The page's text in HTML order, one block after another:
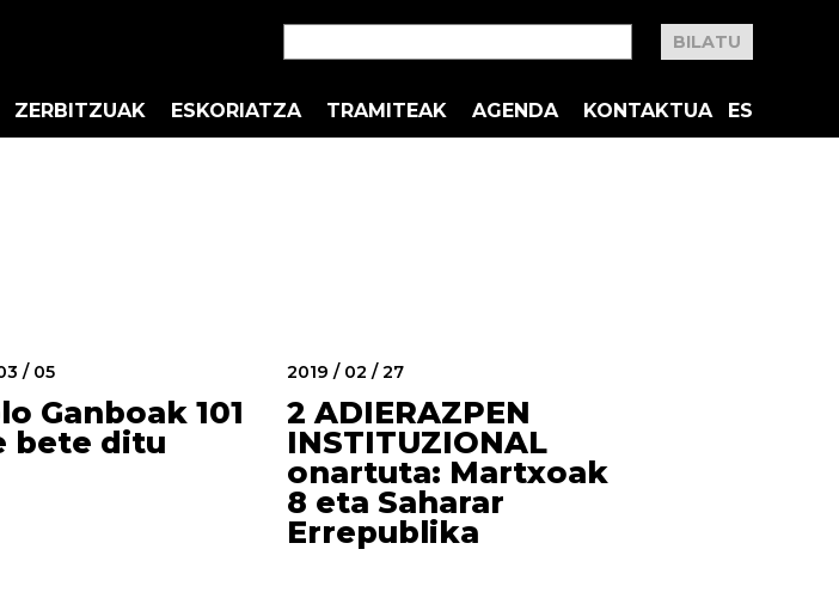
ZERBITZUAK ESKORIATZA TRAMITEAK AGENDA KONTAKTUA ES
/ 05
Ganboak 101
bete ditu
2019 / 02 / 27
2 ADIERAZPEN
INSTITUZIONAL
onartuta: Martxoak
8 eta Saharar
Errepublika